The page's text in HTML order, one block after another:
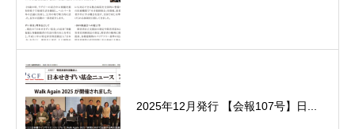
2025年12月発行 【会報107号】日...